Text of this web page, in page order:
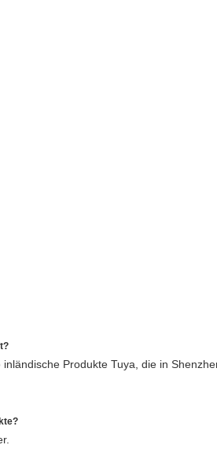
Produkte Tuya, die in